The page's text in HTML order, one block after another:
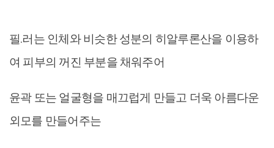
필.러는 인체와 비슷한 성분의 히알루론산을 이용하
여 피부의 꺼진 부분을 채워주어
윤곽 또는 얼굴형을 매끄럽게 만들고 더욱 아름다운
외모를 만들어주는